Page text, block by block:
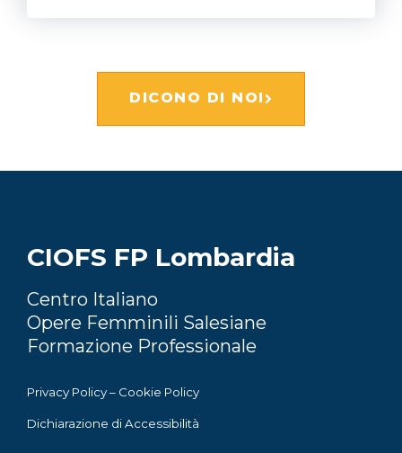
DICONO DI NOI
CIOFS FP Lombardia
Centro Italiano
Opere Femminili Salesiane
Formazione Professionale
Privacy Policy– Cookie Policy
Dichiarazione di Accessibilità